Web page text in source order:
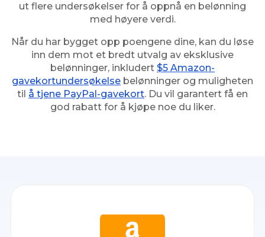
ut flere undersøkelser for å oppnå en belønning
med høyere verdi.
Når du har bygget opp poengene dine, kan du løse
inn dem mot et bredt utvalg av eksklusive
belønninger, inkludert $5 Amazon-
gavekortundersøkelse belønninger og muligheten
til å tjene PayPal-gavekort. Du vil garantert få en
god rabatt for å kjøpe noe du liker.